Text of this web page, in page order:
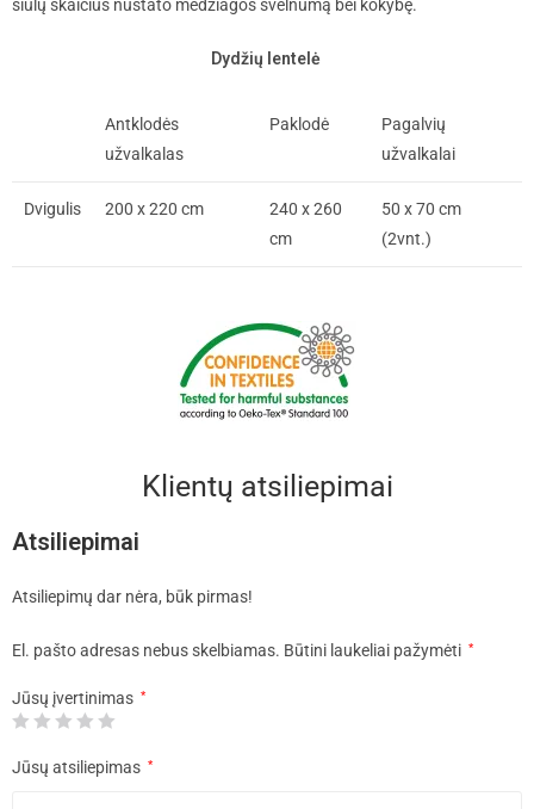
siūlų skaičius nustato medžiagos švelnumą bei kokybę.
Dydžių lentelė
Antklodės
užvalkalas
Paklodė
Pagalvių
užvalkalai
Dvigulis 200 x 220 cm
240 x 260
cm
50 x 70 cm
(2vnt.)
Klientų atsiliepimai
Atsiliepimai
Atsiliepimų dar nėra, būk pirmas!
El. pašto adresas nebus skelbiamas. Būtini laukeliai pažymėti *
Jūsų įvertinimas *
Jūsų atsiliepimas *